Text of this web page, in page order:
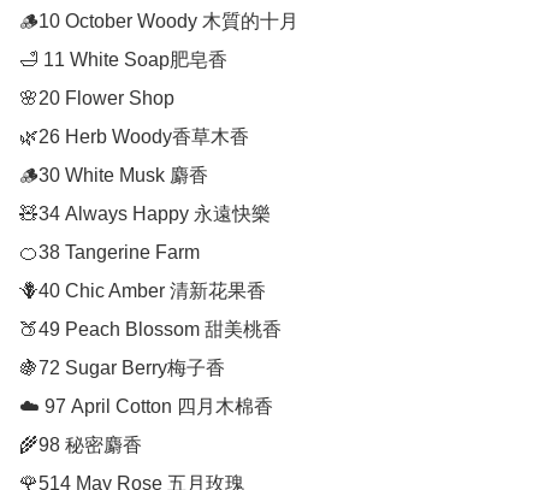
🪵10 October Woody 木質的十月
🛁 11 White Soap肥皂香
🌸20 Flower Shop
🌿26 Herb Woody香草木香
🪵30 White Musk 麝香
🧸34 Always Happy 永遠快樂
🍊38 Tangerine Farm
🪻40 Chic Amber 清新花果香
🍑49 Peach Blossom 甜美桃香
🍇72 Sugar Berry梅子香
☁️ 97 April Cotton 四月木棉香
🌾98 秘密麝香